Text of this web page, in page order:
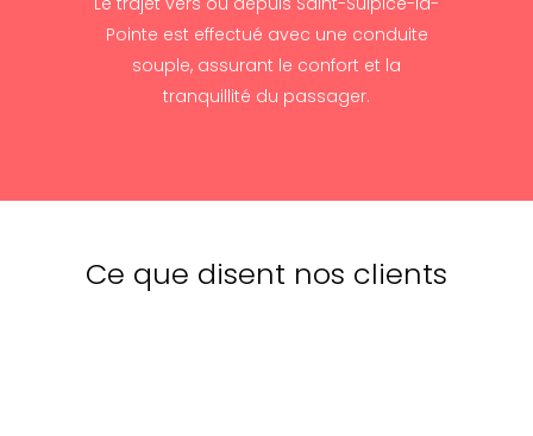
Pointe est effectué avec une conduite
souple, assurant le confort et la
tranquillité du passager.
Ce que disent nos clients